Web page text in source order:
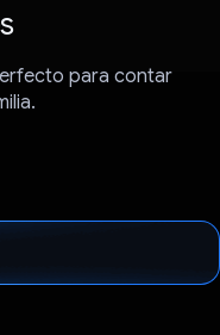
para contar